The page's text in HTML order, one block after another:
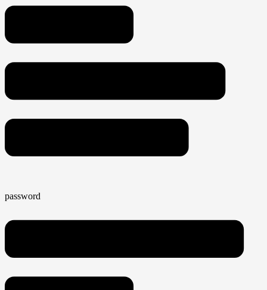
password